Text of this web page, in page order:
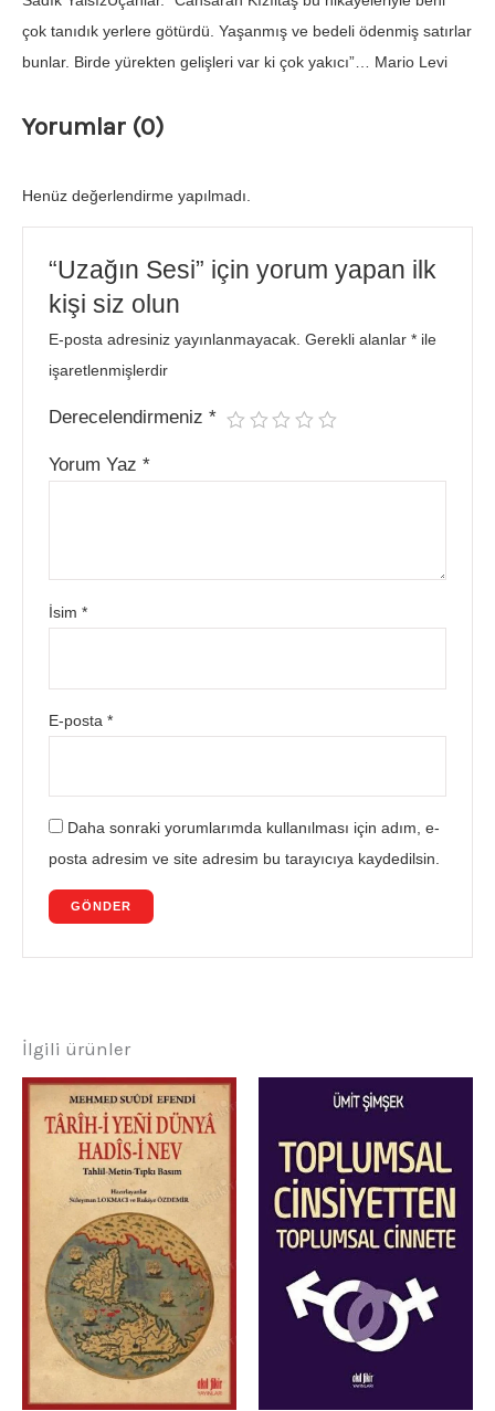
çok tanıdık yerlere götürdü. Yaşanmış ve bedeli ödenmiş satırlar
bunlar. Birde yürekten gelişleri var ki çok yakıcı”… Mario Levi
Yorumlar (0)
Henüz değerlendirme yapılmadı.
“Uzağın Sesi” için yorum yapan ilk
kişi siz olun
E-posta adresiniz yayınlanmayacak. Gerekli alanlar* ile
işaretlenmişlerdir
Derecelendirmeniz*
Yorum Yaz*
İsim*
E-posta*
Daha sonraki yorumlarımda kullanılması için adım, e-
posta adresim ve site adresim bu tarayıcıya kaydedilsin.
İlgili ürünler